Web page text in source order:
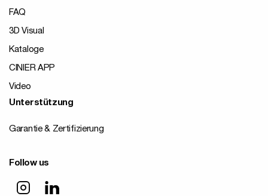
FAQ
3D Visual
Kataloge
CINIER APP
Video
Unterstützung
Garantie & Zertifizierung
Follow us